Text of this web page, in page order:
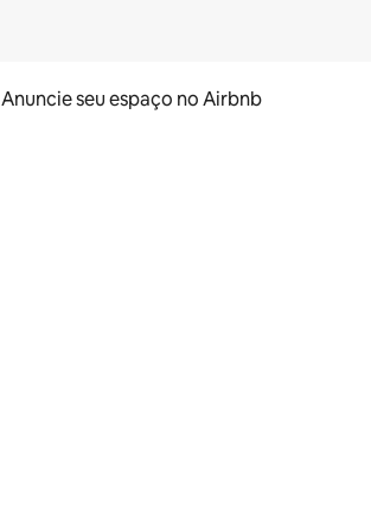
Anuncie seu espaço no Airbnb